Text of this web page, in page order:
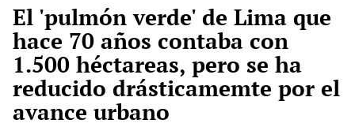
El 'pulmón verde' de Lima que
hace 70 años contaba con
1.500 héctareas, pero se ha
reducido drásticamemte por el
avance urbano